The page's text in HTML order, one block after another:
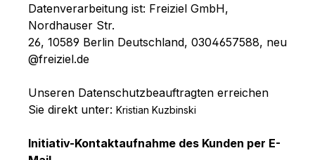
Datenverarbeitung ist: Freiziel GmbH,
Nordhauser Str.
26, 10589 Berlin Deutschland, 0304657588, neu
@freiziel.de
Unseren Datenschutzbeauftragten erreichen
Sie direkt unter: Kristian Kuzbinski
Initiativ-Kontaktaufnahme des Kunden per E-